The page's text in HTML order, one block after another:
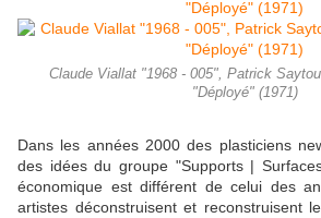
Claude Viallat "1968 - 005", Patrick
"Déployé" (1971)
Dans les années 2000 des plasticiens
des idées du groupe "Supports |
économique est différent de celui des
artistes déconstruisent et reconstruisent